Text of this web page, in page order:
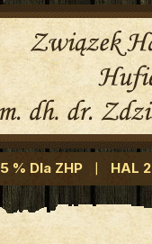
% Dla ZHP HAL